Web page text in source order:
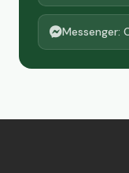
Messenger: